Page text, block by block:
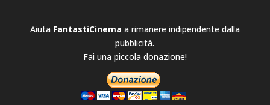
Aiuta FantastiCinema a rimanere indipendente dalla
pubblicità.
Fai una piccola donazione!